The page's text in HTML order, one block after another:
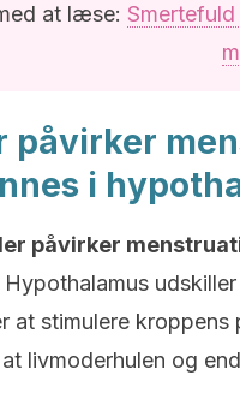
at læse:
påvirker
i
påvirker
Hypothalamus
at stimulere
livmoderhulen og